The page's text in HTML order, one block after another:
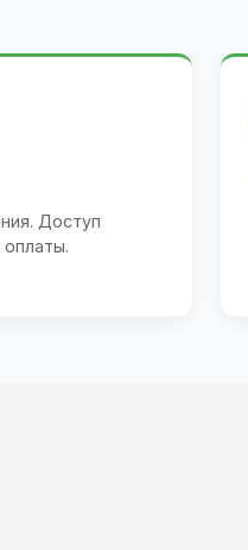
Доступ